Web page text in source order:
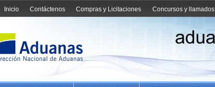
Concursos y llamados
Compras y Licitaciones
Contáctenos
Inicio